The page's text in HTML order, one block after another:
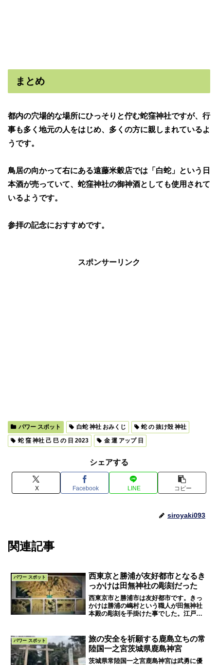
まとめ
都内の穴場的な場所にひっそりと佇む蛇窪神社ですが、行
事も多く地元の人をはじめ、多くの方に親しまれているよ
うです。
鳥居の向かって右にある遠藤米穀店では「白蛇」という日
本酒が売っていて、蛇窪神社の御神酒としても使用されて
いるようです。
参拝の記念におすすめです。
スポンサーリンク
パワー スポット 白蛇 神社 おみくじ
蛇 の 抜け殻 神社
蛇 窪 神社 己 巳 の 日 2023
金 運 アップ 日
シェアする
X Facebook LINE コピー
siroyaki093
関連記事
パワー スポット
西東京と勝浦が友好都市となるき
っかけは田無神社の彫刻だった
西東京市と勝浦市は友好都市です。きっ
かけは勝浦の嶋村という職人が田無神社
本殿の彫刻を手掛けた事でした。江戸で
は、9月に行われる勝浦秋祭りの屋台にも
多く見られます。
パワー スポット
旅の安全を祈願する鹿島立ちの常
陸国一之宮茨城県鹿島神宮
茨城県常陸国一之宮鹿島神宮は武勇に優